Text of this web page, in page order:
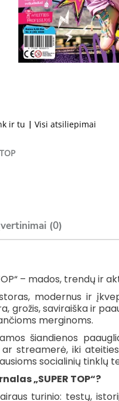
ir tu | Visi atsiliepimai
(0)
– mados, trendų ir
storas, modernus ir
grožis, saviraiška ir
merginoms.
šiandienos
streamerė, iki
socialinių tinklų
„SUPER TOP“?
turinio: testų,